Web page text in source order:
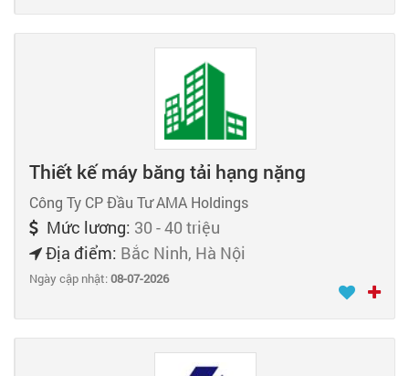
Thiết kế máy băng tải hạng nặng
Công Ty CP Đầu Tư AMA Holdings
Mức lương: 30 - 40 triệu
Địa điểm: Bắc Ninh, Hà Nội
Ngày cập nhật:08-07-2026